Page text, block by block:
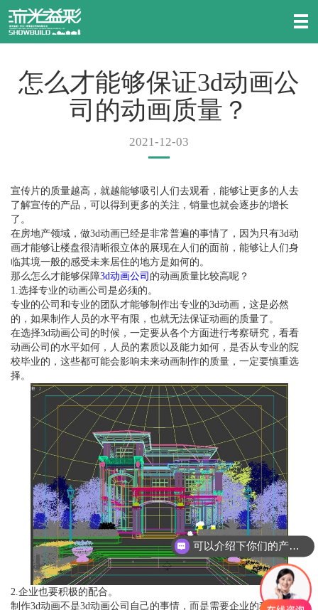
怎么才能够保证3d动画公
司的动画质量？
2021-12-03
宣传片的质量越高，就越能够吸引人们去观看，能够让更多的人去
了解宣传的产品，可以得到更多的关注，销量也就会逐步的增长
了。
在房地产领域，做3d动画已经是非常普遍的事情了，因为只有3d动
画才能够让楼盘很清晰很立体的展现在人们的面前，能够让人们身
临其境一般的感受未来居住的地方是如何的。
那么怎么才能够保障3d动画公司 的动画质量比较高呢？
1.选择专业的动画公司是必须的。
专业的公司和专业的团队才能够制作出专业的3d动画，这是必然
的，如果制作人员的水平有限，也就无法保证动画的质量了。
在选择3d动画公司的时候，一定要从各个方面进行考察研究，看看
动画公司的水平如何，人员的素质以及能力如何，是否从专业的院
校毕业的，这些都可能会影响未来动画制作的质量，一定要慎重选
择。
2.企业也要积极的配合。
制作3d动画不是3d动画公司自己的事情，而是需要企业的积极配合
可以介绍下你们的产品么？